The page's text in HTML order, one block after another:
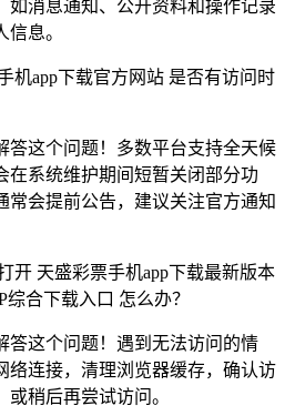
如消息通知、公开资料和操作记录
信息。
机app下载官方网站 是否有访问时
答这个问题！多数平台支持全天候
在系统维护期间短暂关闭部分功
常会提前公告，建议关注官方通知
开 天盛彩票手机app下载最新版本
综合下载入口 怎么办？
答这个问题！遇到无法访问的情
络连接，清理浏览器缓存，确认访
或稍后再尝试访问。